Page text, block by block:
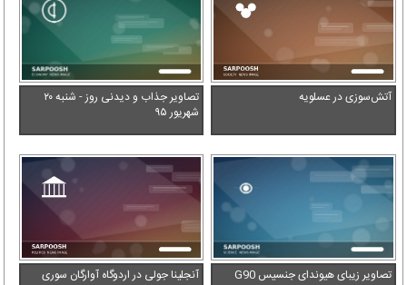
آتش‌سوزی در عسلویه
تصاویر جذاب و دیدنی روز - شنبه ۲۰
شهریور ۹۵
تصاویر زیبای هیوندای جنسیس G90
آنجلینا جولی در اردوگاه آوارگان سوری